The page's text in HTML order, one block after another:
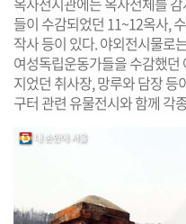
들이 수감되었던 11~12옥사,
작사 등이 있다. 야외전시물로
여성독립운동가들을 수감했
지었던 취사장, 망루와 담장
구터 관련 유물전시와 함께 각